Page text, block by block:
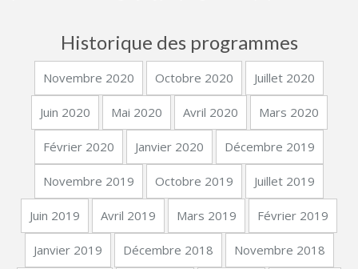
Historique des programmes
Novembre 2020 Octobre 2020 Juillet 2020
Juin 2020 Mai 2020 Avril 2020 Mars 2020
Février 2020 Janvier 2020 Décembre 2019
Novembre 2019 Octobre 2019 Juillet 2019
Juin 2019 Avril 2019 Mars 2019 Février 2019
Janvier 2019 Décembre 2018 Novembre 2018